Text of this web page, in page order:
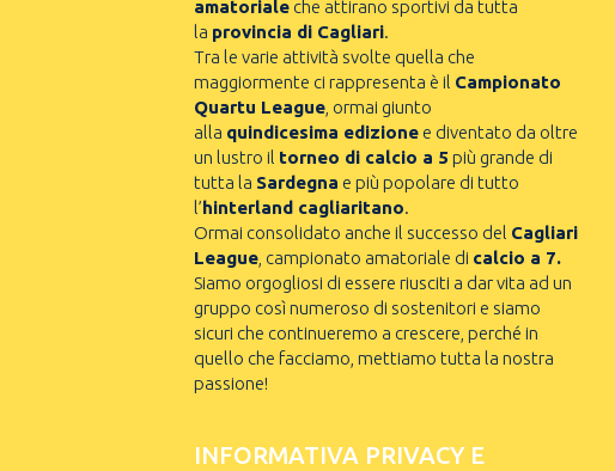
amatoriale che attirano sportivi da tutta
la provincia di Cagliari.
Tra le varie attività svolte quella che
maggiormente ci rappresenta è il Campionato
Quartu League , ormai giunto
alla quindicesima edizione e diventato da oltre
un lustro il torneo di calcio a 5 più grande di
tutta la Sardegna e più popolare di tutto
l’hinterland cagliaritano.
Ormai consolidato anche il successo del Cagliari
League , campionato amatoriale di calcio a 7.
Siamo orgogliosi di essere riusciti a dar vita ad un
gruppo così numeroso di sostenitori e siamo
sicuri che continueremo a crescere, perché in
quello che facciamo, mettiamo tutta la nostra
passione!
INFORMATIVA PRIVACY E